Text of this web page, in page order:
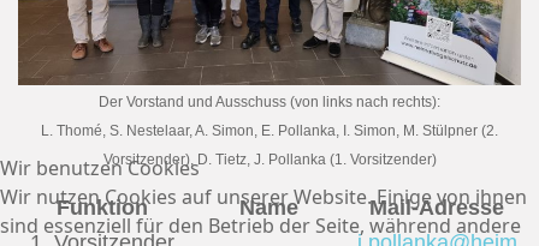
Der Vorstand und Ausschuss (von links nach rechts):
L. Thomé, S. Nestelaar, A. Simon, E. Pollanka, I. Simon, M. Stülpner (2.
Vorsitzender), D. Tietz, J. Pollanka (1. Vorsitzender)
Funktion Name
Mail-Adresse
Wir benutzen Cookies
Wir nutzen Cookies auf unserer Website. Einige von ihnen
sind essenziell für den Betrieb der Seite, während andere